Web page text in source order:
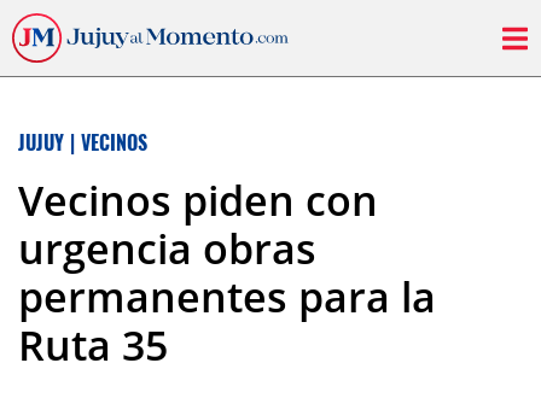
JUJUY | VECINOS
Vecinos piden con
urgencia obras
permanentes para la
Ruta 35